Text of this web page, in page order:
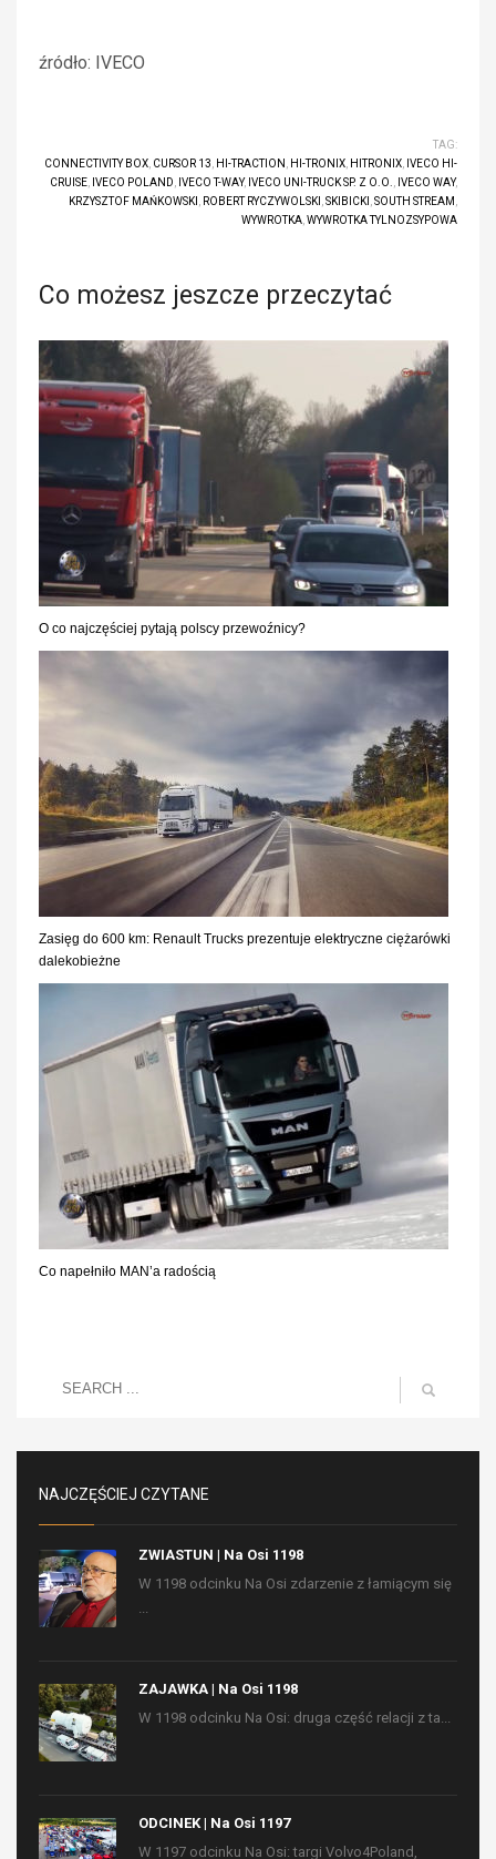
źródło: IVECO
TAG:
CONNECTIVITY BOX CURSOR 13 HI-TRACTION HI-TRONIX HITRONIX
IVECO HI-
CRUISE
IVECO POLAND IVECO T-WAY, IVECO UNI-TRUCK SP. Z O.O. IVECO WAY,
KRZYSZTOF MAŃKOWSKI
ROBERT RYCZYWOLSKI SKIBICKI SOUTH STREAM
WYWROTKA WYWROTKA TYLNOZSYPOWA
Co możesz jeszcze przeczytać
O co najczęściej pytają polscy przewoźnicy?
Zasięg do 600 km: Renault Trucks prezentuje elektryczne ciężarówki
dalekobieżne
Co napełniło MAN’a radością
NAJCZĘŚCIEJ CZYTANE
ZWIASTUN | Na Osi 1198
W 1198 odcinku Na Osi zdarzenie z łamiącym się
ZAJAWKA | Na Osi 1198
W 1198 odcinku Na Osi: druga część relacji z ta...
ODCINEK | Na Osi 1197
W 1197 odcinku Na Osi: targi Volvo4Poland,